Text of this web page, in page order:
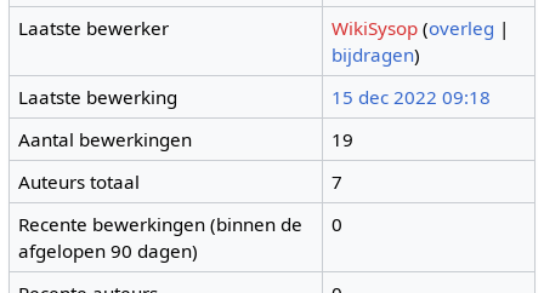
Laatste bewerker WikiSysop (overleg |
bijdragen)
Laatste bewerking
15 dec 2022 09:18
Aantal bewerkingen
19
Auteurs totaal
7
Recente bewerkingen (binnen de
afgelopen 90 dagen)
0